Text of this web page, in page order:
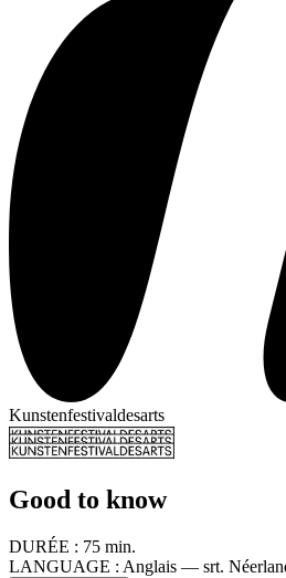
Kunstenfestivaldesarts
Good to know
DURÉE : 75 min.
LANGUAGE : Anglais — srt.